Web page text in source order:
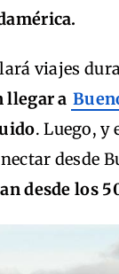
viajes
llegar a
. Luego, y
desde
desde los